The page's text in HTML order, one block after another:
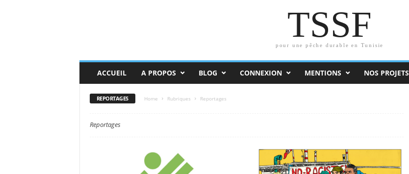
TSSF
pour une pêche durable en Tunisie
ACCUEIL A PROPOS BLOG CONNEXION MENTIONS NOS PROJETS
REPORTAGES Home Rubriques Reportages
Reportages